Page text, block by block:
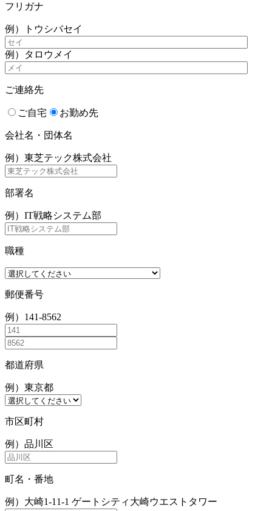
フリガナ
例）トウシバセイ
例）タロウ メイ
ご連絡先
ご自宅 お勤め先
会社名・団体名
例）東芝テック株式会社
部署名
例）IT戦略システム部
職種
郵便番号
例）141-8562
都道府県
例）東京都
市区町村
例）品川区
町名・番地
例）大崎1-11-1 ゲートシティ大崎ウエストタワー